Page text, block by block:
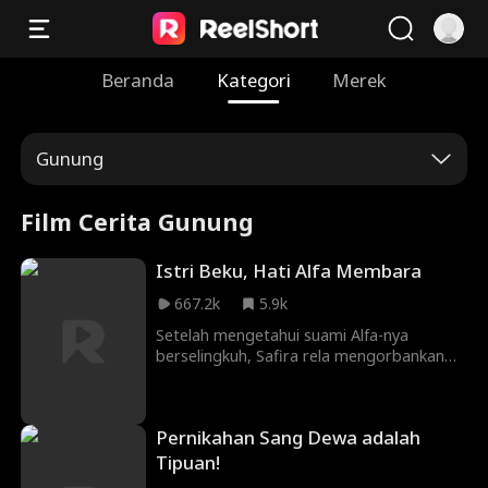
Beranda Kategori Merek
Gunung
Film Cerita Gunung
Istri Beku, Hati Alfa Membara
667.2k
5.9k
Setelah mengetahui suami Alfa-nya
berselingkuh, Safira rela mengorbankan
demi menghidupkan kembali cinta
sejatinya, sang Alfa harus menantang
takdir beku yang ia ciptakan sendiri.
Pernikahan Sang Dewa adalah
Tipuan!